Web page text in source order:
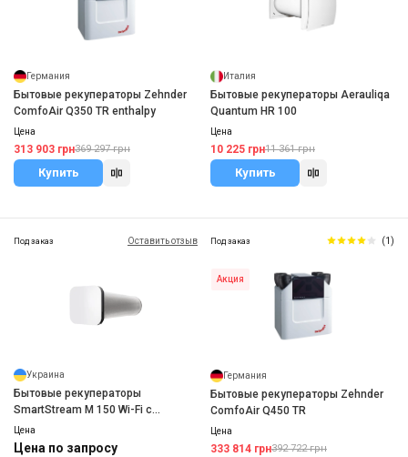
Германия
Бытовые рекуператоры Zehnder
ComfoAir Q350 TR enthalpy
Цена
313 903 грн369 297 грн
Купить
Италия
Бытовые рекуператоры Aerauliqa
Quantum HR 100
Цена
10 225 грн11 361 грн
Купить
Под заказ Оставить отзыв
Украина
Бытовые рекуператоры
SmartStream M 150 Wi-Fi с
квадратной панелью
Цена
Цена по запросу
Под заказ (1)
Акция
Германия
Бытовые рекуператоры Zehnder
ComfoAir Q450 TR
Цена
333 814 грн392 722 грн